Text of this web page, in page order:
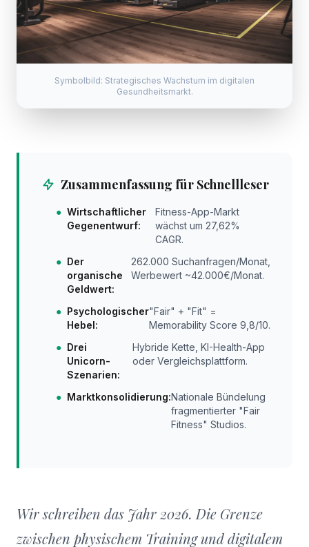
Symbolbild: Strategisches Wachstum im digitalen
Gesundheitsmarkt.
Zusammenfassung für Schnellleser
● Wirtschaftlicher
Gegenentwurf:
Fitness-App-Markt
wächst um 27,62%
CAGR.
● Der
organische
Geldwert:
262.000 Suchanfragen/Monat,
Werbewert ~42.000€/Monat.
● Psychologischer
Hebel:
"Fair" + "Fit" =
Memorability Score 9,8/10.
● Drei
Unicorn-
Szenarien:
Hybride Kette, KI-Health-App
oder Vergleichsplattform.
● Marktkonsolidierung:Nationale Bündelung
fragmentierter "Fair
Fitness" Studios.
Wir schreiben das Jahr 2026. Die Grenze
zwischen physischem Training und digitalem